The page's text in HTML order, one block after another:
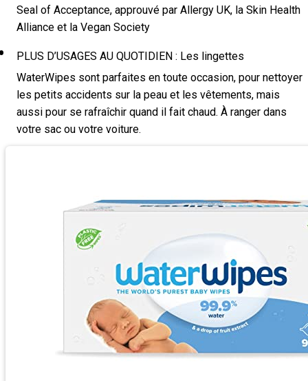
Seal of Acceptance, approuvé par Allergy UK, la Skin Health
Alliance et la Vegan Society
PLUS D’USAGES AU QUOTIDIEN : Les lingettes
WaterWipes sont parfaites en toute occasion, pour nettoyer
les petits accidents sur la peau et les vêtements, mais
aussi pour se rafraîchir quand il fait chaud. À ranger dans
votre sac ou votre voiture.